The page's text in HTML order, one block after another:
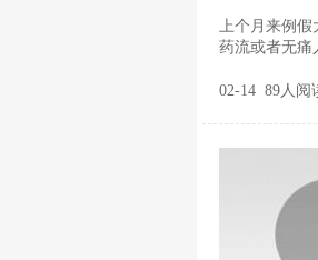
上个月来例假
药流或者无痛
02-14 89人阅